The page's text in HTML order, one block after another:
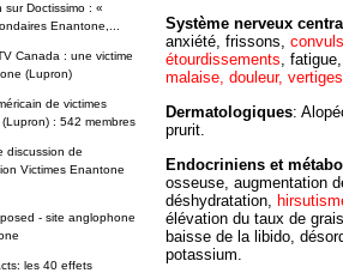
sur Doctissimo : «
Enantone,...
Canada : une victime
(Lupron)
de victimes
: 542 membres
discussion de
Victimes Enantone
- site anglophone
les 40 effets
Système nerveux
anxiété, frissons,
étourdissements,
malaise, douleur, vertiges
Dermatologiques:
prurit.
Endocriniens et
osseuse, augmentation
déshydratation,
élévation du taux de
baisse de la libido,
potassium.